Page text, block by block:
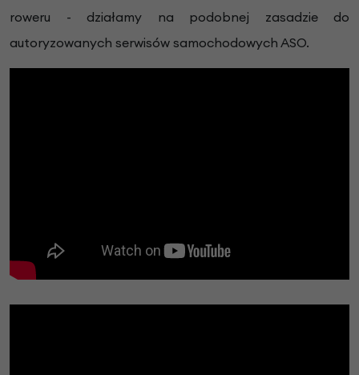
roweru - działamy na podobnej zasadzie do
autoryzowanych serwisów samochodowych ASO.